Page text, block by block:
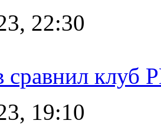
22:30
сравнил клуб
19:10